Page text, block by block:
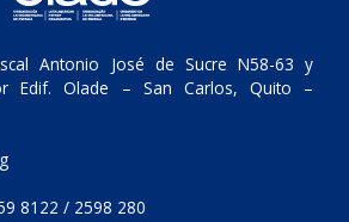
Antonio José de Sucre N58-63 y
Edif. Olade – San Carlos, Quito –
8122 / 2598 280